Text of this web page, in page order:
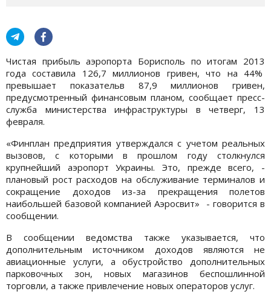
Чистая прибыль аэропорта Борисполь по итогам 2013
года составила 126,7 миллионов гривен, что на 44%
превышает показательв 87,9 миллионов гривен,
предусмотренный финансовым планом, сообщает пресс-
служба министерства инфраструктуры в четверг, 13
февраля.
«Финплан предприятия утверждался с учетом реальных
вызовов, с которыми в прошлом году столкнулся
крупнейший аэропорт Украины. Это, прежде всего, -
плановый рост расходов на обслуживание терминалов и
сокращение доходов из-за прекращения полетов
наибольшей базовой компанией Аэросвит» - говорится в
сообщении.
В сообщении ведомства также указывается, что
дополнительным источником доходов являются не
авиационные услуги, а обустройство дополнительных
парковочных зон, новых магазинов беспошлинной
торговли, а также привлечение новых операторов услуг.